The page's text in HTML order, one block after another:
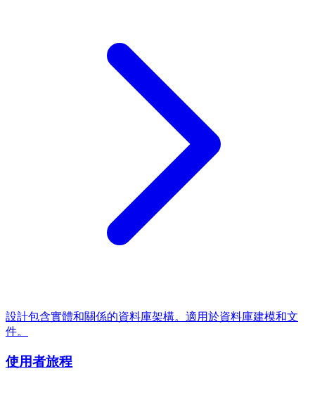
設計包含實體和關係的資料庫架構。適用於資料庫建模和文
件。
使用者旅程